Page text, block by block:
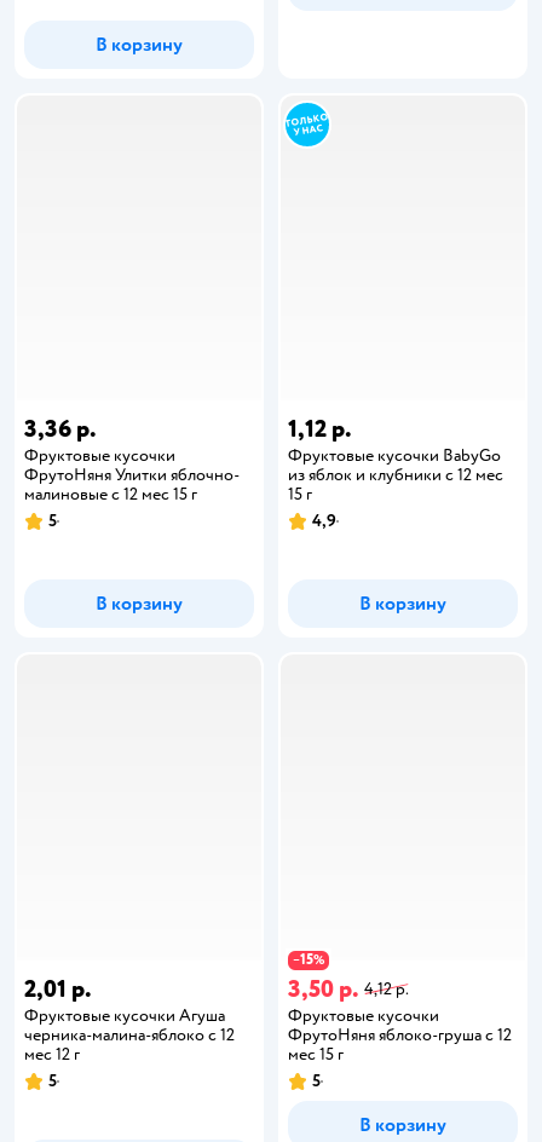
В корзину
3,36 р.
Фруктовые кусочки
ФрутоНяня Улитки яблочно-
малиновые с 12 мес 15 г
5
В корзину
1,12 р.
Фруктовые кусочки BabyGo
из яблок и клубники с 12 мес
15 г
4,9
В корзину
2,01 р.
Фруктовые кусочки Агуша
черника-малина-яблоко с 12
мес 12 г
5
−15%
3,50 р. 4,12 р.
Фруктовые кусочки
ФрутоНяня яблоко-груша с 12
мес 15 г
5
В корзину